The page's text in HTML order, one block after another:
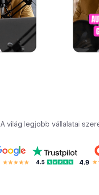
A világ legjobb vállalatai